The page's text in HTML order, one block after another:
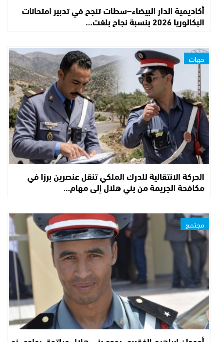
أكاديمية الدار البيضاء–سطات تنجح في تدبير امتحانات
البكالوريا 2026 بنسبة نجاح بلغت…
جهات
الحركة الانتقالية للدرك الملكي تنقل عنصرين برزا في
مكافحة الجريمة من بني هلال إلى مهام…
مجتمع